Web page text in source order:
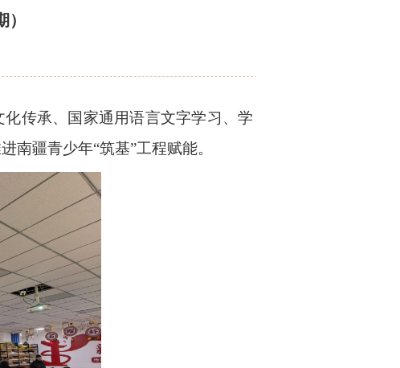
传承、国家通用语言文字学习、学
南疆青少年“筑基”工程赋能。